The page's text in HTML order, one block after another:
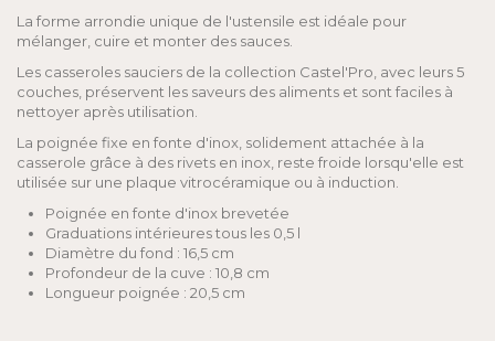
La forme arrondie unique de l'ustensile est idéale pour
mélanger, cuire et monter des sauces.
Les casseroles sauciers de la collection Castel'Pro, avec leurs 5
couches, préservent les saveurs des aliments et sont faciles à
nettoyer après utilisation.
La poignée fixe en fonte d'inox, solidement attachée à la
casserole grâce à des rivets en inox, reste froide lorsqu'elle est
utilisée sur une plaque vitrocéramique ou à induction.
Poignée en fonte d'inox brevetée
Graduations intérieures tous les 0,5 l
Diamètre du fond : 16,5 cm
Profondeur de la cuve : 10,8 cm
Longueur poignée : 20,5 cm